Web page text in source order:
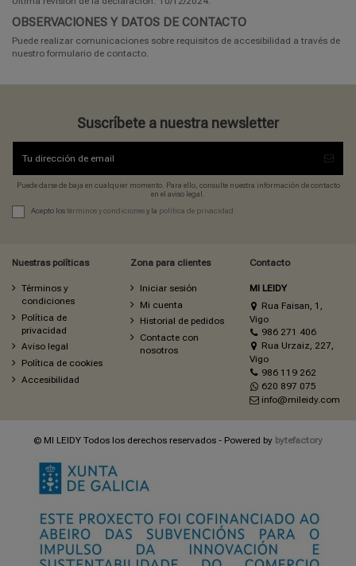
OBSERVACIONES Y DATOS DE CONTACTO
Puede realizar comunicaciones sobre requisitos de accesibilidad a través de
nuestro formulario de contacto.
Suscríbete a nuestra newsletter
Puede darse de baja en cualquier momento. Para ello, consulte nuestra información de contacto
en el aviso legal.
Acepto lostérminos y condicionesy la política de privacidad
Nuestras políticas
Términos y
condiciones
Política de
privacidad
Aviso legal
Política de cookies
Accesibilidad
Zona para clientes
Iniciar sesión
Mi cuenta
Historial de pedidos
Contacte con
nosotros
Contacto
MI LEIDY
Rua Faisan, 1,
Vigo
986 271 406
Rua Urzaiz, 227,
Vigo
986 119 262
620 897 075
info@mileidy.com
© MI LEIDY Todos los derechos reservados - Powered by bytefactory